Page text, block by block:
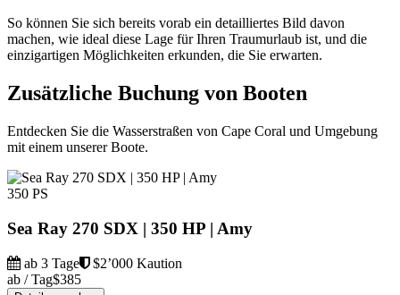
So können Sie sich bereits vorab ein detailliertes Bild davon
machen, wie ideal diese Lage für Ihren Traumurlaub ist, und die
einzigartigen Möglichkeiten erkunden, die Sie erwarten.
Zusätzliche Buchung von Booten
Entdecken Sie die Wasserstraßen von Cape Coral und Umgebung
mit einem unserer Boote.
350 PS
Sea Ray 270 SDX | 350 HP | Amy
ab 3 Tage
$2’000 Kaution
ab / Tag$385